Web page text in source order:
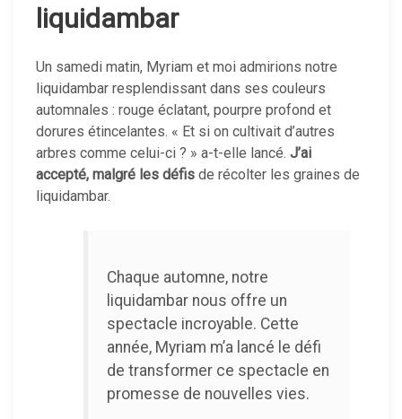
liquidambar
Un samedi matin, Myriam et moi admirions notre
liquidambar resplendissant dans ses couleurs
automnales : rouge éclatant, pourpre profond et
dorures étincelantes. « Et si on cultivait d’autres
arbres comme celui-ci ? » a-t-elle lancé. J’ai
accepté, malgré les défis de récolter les graines de
liquidambar.
Chaque automne, notre
liquidambar nous offre un
spectacle incroyable. Cette
année, Myriam m’a lancé le défi
de transformer ce spectacle en
promesse de nouvelles vies.